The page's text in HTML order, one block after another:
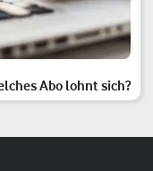
Abo lohnt sich?